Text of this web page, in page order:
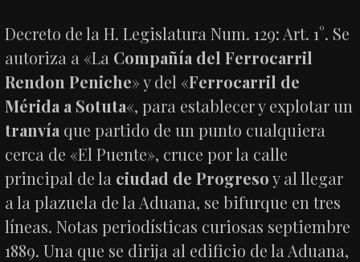
Decreto de la H. Legislatura Num. 129: Art. 1°. Se
autoriza a «La Compañía del Ferrocarril
Rendon Peniche» y del «Ferrocarril de
Mérida a Sotuta«, para establecer y explotar un
tranvía que partido de un punto cualquiera
cerca de «El Puente», cruce por la calle
principal de la ciudad de Progresoy al llegar
a la plazuela de la Aduana, se bifurque en tres
líneas. Notas periodísticas curiosas septiembre
1889. Una que se dirija al edificio de la Aduana,